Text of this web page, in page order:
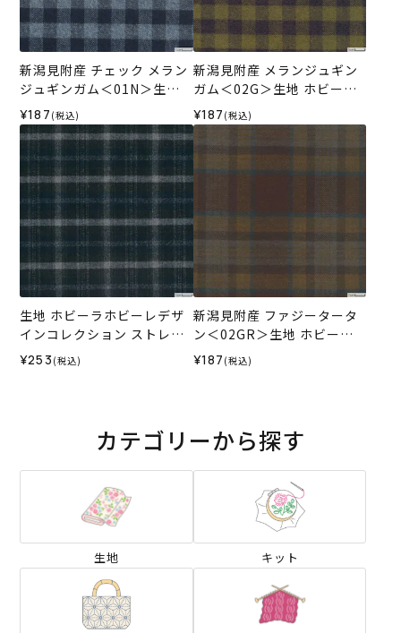
新潟見附産 チェック メラン
ジュギンガム＜01N＞生地
ホビーラホビーレデザイン
コレクション
¥187 (税込)
新潟見附産 メランジュギン
ガム＜02G＞生地 ホビーラ
ホビーレデザインコレクシ
ョン
¥187 (税込)
生地 ホビーラホビーレデザ
インコレクション ストレッ
チ起毛 ラメチェック＜1N＞
¥253 (税込)
新潟見附産 ファジータータ
ン＜02GR＞生地 ホビーラ
ホビーレデザインコレクシ
¥187 (税込)
カテゴリーから探す
生地 キット